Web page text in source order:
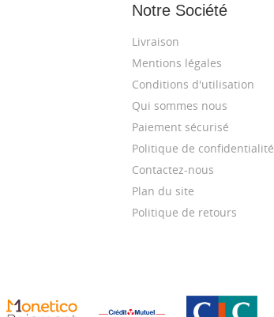
Notre Société
Livraison
Mentions légales
Conditions d'utilisation
Qui sommes nous
Paiement sécurisé
Politique de confidentialité
Contactez-nous
Plan du site
Politique de retours